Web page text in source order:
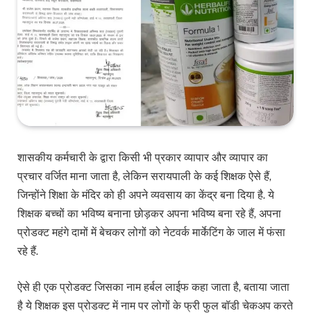
शासकीय कर्मचारी के द्वारा किसी भी प्रकार व्यापार और व्यापार का
प्रचार वर्जित माना जाता है, लेकिन सरायपाली के कई शिक्षक ऐसे हैं,
जिन्होंने शिक्षा के मंदिर को ही अपने व्यवसाय का केंद्र बना दिया है. ये
शिक्षक बच्चों का भविष्य बनाना छोड़कर अपना भविष्य बना रहे हैं, अपना
प्रोडक्ट महंगे दामों में बेचकर लोगों को नेटवर्क मार्केटिंग के जाल में फंसा
रहे हैं.
ऐसे ही एक प्रोडक्ट जिसका नाम हर्बल लाईफ कहा जाता है, बताया जाता
है ये शिक्षक इस प्रोडक्ट में नाम पर लोगों के फ्री फुल बॉडी चेकअप करते